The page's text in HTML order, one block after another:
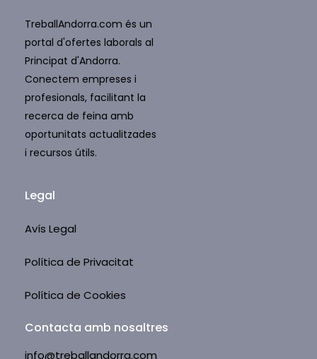
TreballAndorra.com és un
portal d'ofertes laborals al
Principat d'Andorra.
Conectem empreses i
profesionals, facilitant la
recerca de feina amb
oportunitats actualitzades
i recursos útils.
Legal
Avís Legal
Política de Privacitat
Política de Cookies
Contacta amb nosaltres
info@treballandorra.com